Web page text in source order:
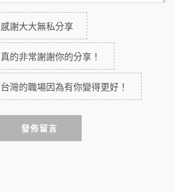
感謝大大無私分享
真的非常謝謝你的分享！
台灣的職場因為有你變得更好！
發佈留言